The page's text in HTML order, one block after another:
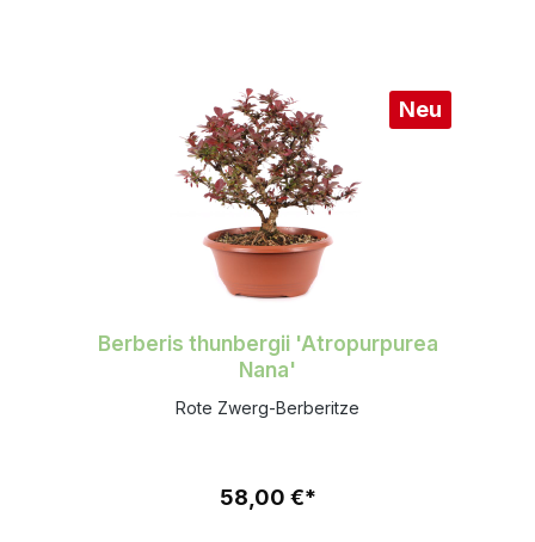
Neu
Berberis thunbergii 'Atropurpurea
Nana'
Rote Zwerg-Berberitze
58,00 €*